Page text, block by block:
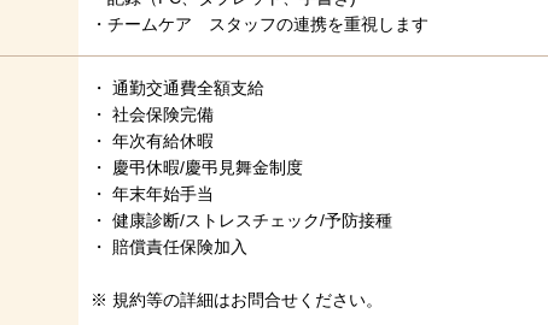
・チームケア スタッフの連携を重視します
・ 通勤交通費全額支給
・ 社会保険完備
・ 年次有給休暇
・ 慶弔休暇/慶弔見舞金制度
・ 年末年始手当
・ 健康診断/ストレスチェック/予防接種
・ 賠償責任保険加入
※ 規約等の詳細はお問合せください。